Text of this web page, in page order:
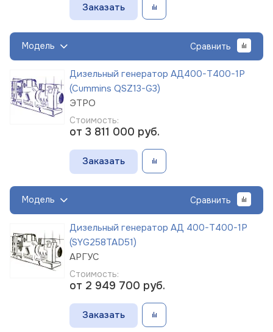
Заказать
Модель Сравнить
Дизельный генератор АД400-Т400-1Р
(Cummins QSZ13-G3)
ЭТРО
Стоимость:
от 3 811 000 руб.
Заказать
Модель Сравнить
Дизельный генератор АД 400-Т400-1Р
(SYG258TAD51)
АРГУС
Стоимость:
от 2 949 700 руб.
Заказать